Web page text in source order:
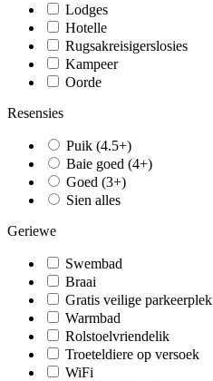
Lodges
Hotelle
Rugsakreisigerslosies
Kampeer
Oorde
Resensies
Puik (4.5+)
Baie goed (4+)
Goed (3+)
Sien alles
Geriewe
Swembad
Braai
Gratis veilige parkeerplek
Warmbad
Rolstoelvriendelik
Troeteldiere op versoek
WiFi